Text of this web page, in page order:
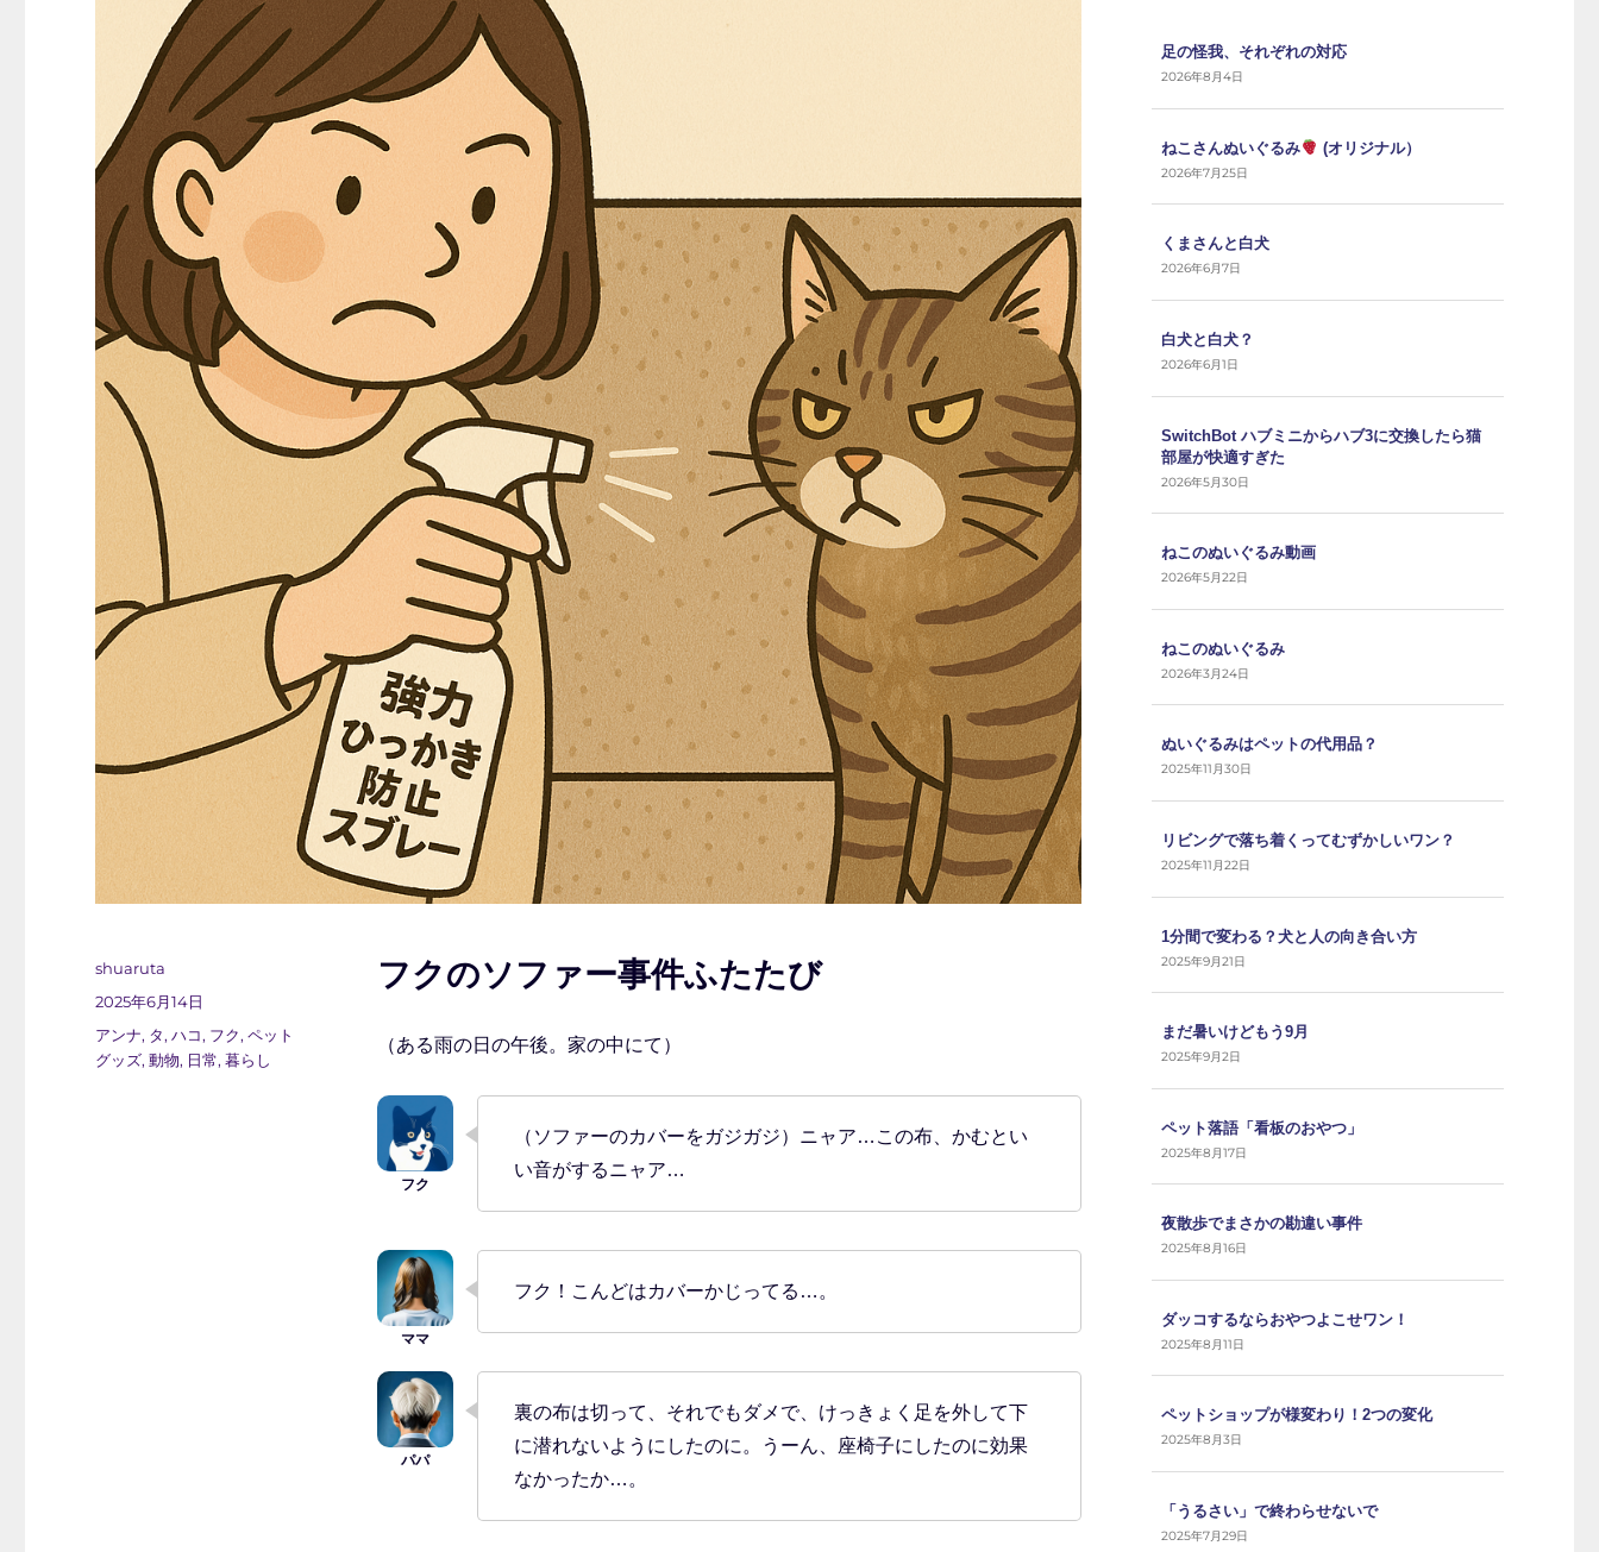
フクのソファー事件ふたたび
（ある雨の日の午後。家の中にて）
（ソファーのカバーをガジガジ）ニャア…この布、かむとい
い音がするニャア…
フク！こんどはカバーかじってる…。
裏の布は切って、それでもダメで、けっきょく足を外して下
に潜れないようにしたのに。うーん、座椅子にしたのに効果
なかったか…。
投
稿
shuaruta
投
日:
2025年6月14日
カ
テ
アンナ, タ,ハコ, フク,ペット
グッズ,動物, 日常,暮らし
足の怪我、それぞれの対応
2026年8月4日
ねこさんぬいぐるみ (オリジナル）
2026年7月25日
くまさんと白犬
2026年6月7日
白犬と白犬？
2026年6月1日
SwitchBot ハブミニからハブ3に交換したら猫
部屋が快適すぎた
2026年5月30日
ねこのぬいぐるみ動画
2026年5月22日
ねこのぬいぐるみ
2026年3月24日
ぬいぐるみはペットの代用品？
2025年11月30日
リビングで落ち着くってむずかしいワン？
2025年11月22日
1分間で変わる？犬と人の向き合い方
2025年9月21日
まだ暑いけどもう9月
2025年9月2日
ペット落語「看板のおやつ」
2025年8月17日
夜散歩でまさかの勘違い事件
2025年8月16日
ダッコするならおやつよこせワン！
2025年8月11日
ペットショップが様変わり！2つの変化
2025年8月3日
「うるさい」で終わらせないで
2025年7月29日